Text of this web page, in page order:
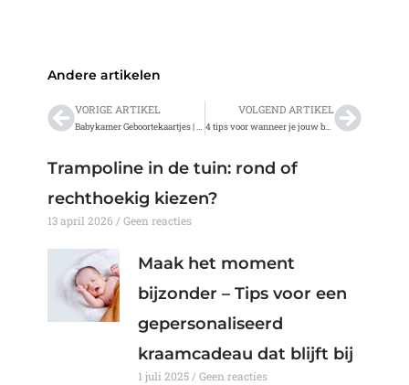
Andere artikelen
Vorige
VORIGE ARTIKEL
Babykamer Geboortekaartjes | Nieuwe oogst geboortekaarten
VOLGEND ARTIKEL
4 tips voor wanneer je jouw baby meeneemt op de fiets
Trampoline in de tuin: rond of
rechthoekig kiezen?
13 april 2026 Geen reacties
Maak het moment
bijzonder – Tips voor een
gepersonaliseerd
kraamcadeau dat blijft bij
1 juli 2025 Geen reacties